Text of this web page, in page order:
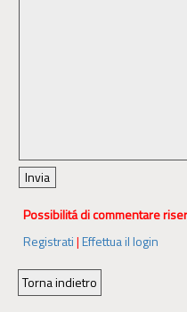
Possibilitá di commentare
Registrati|Effettua il login